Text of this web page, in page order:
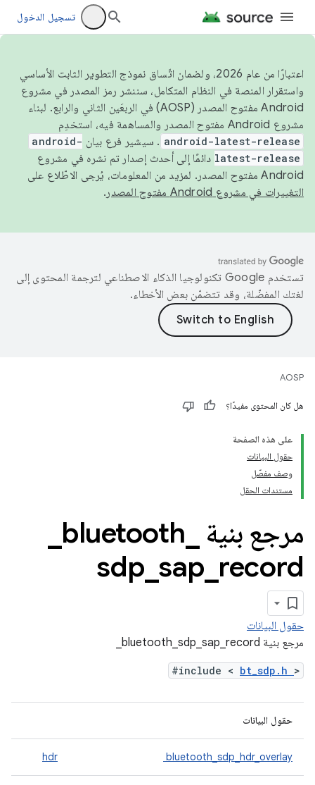
تسجيل الدخول
اعتبارًا من عام 2026، ولضمان اتّساق نموذج التطوير الثابت الأساسي
واستقرار المنصة في النظام المتكامل، سننشر رمز المصدر في مشروع
Android مفتوح المصدر (AOSP) في الربعَين الثاني والرابع. لبناء
مشروع Android مفتوح المصدر والمساهمة فيه، استخدِم
android-latest-release . سيشير فرع بيان android-
latest-release دائمًا إلى أحدث إصدار تم نشره في مشروع
Android مفتوح المصدر. لمزيد من المعلومات، يُرجى الاطّلاع على
التغييرات في مشروع Android مفتوح المصدر
.
تستخدم Google تكنولوجيا الذكاء الاصطناعي لترجمة المحتوى إلى
لغتك المفضّلة، وقد تتضمّن بعض الأخطاء.
AOSP
هل كان المحتوى مفيدًا؟
على هذه الصفحة
حقول البيانات
وصف مفصّل
مستندات الحقل
مرجع بنية ‎ bluetooth
sdp sap record
حقول البيانات
مرجع بنية ‎_bluetooth_sdp_sap_record
#include < bt_sdp.h >
حقول البيانات
bluetooth_sdp_hdr_overlay
hdr